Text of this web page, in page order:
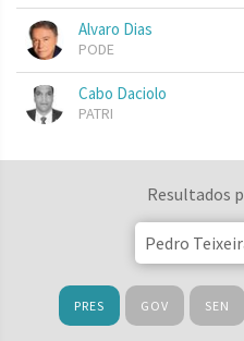
Alvaro Dias
PODE
Cabo Daciolo
PATRI
Resultados
PRES GOV SEN